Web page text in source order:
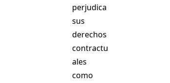
perjudica
sus
derechos
contractu
ales
como